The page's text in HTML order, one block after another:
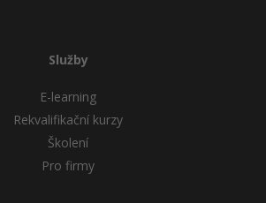
Služby
E-learning
Rekvalifikační kurzy
Školení
Pro firmy